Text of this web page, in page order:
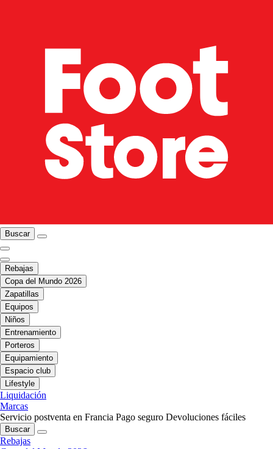
Buscar
Rebajas
Copa del Mundo 2026
Zapatillas
Equipos
Niños
Entrenamiento
Porteros
Equipamiento
Espacio club
Lifestyle
Liquidación
Marcas
Servicio postventa en Francia Pago seguro Devoluciones fáciles
Buscar
Rebajas